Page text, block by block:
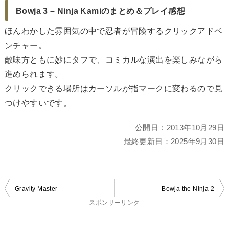
Bowja 3 – Ninja Kamiのまとめ＆プレイ感想
ほんわかした雰囲気の中で忍者が冒険するクリックアドベ
ンチャー。
敵味方ともに妙にタフで、コミカルな演出を楽しみながら
進められます。
クリックできる場所はカーソルが指マークに変わるので見
つけやすいです。
公開日： 2013年10月29日
最終更新日： 2025年9月30日
投
Gravity Master
Bowja the Ninja 2
スポンサーリンク